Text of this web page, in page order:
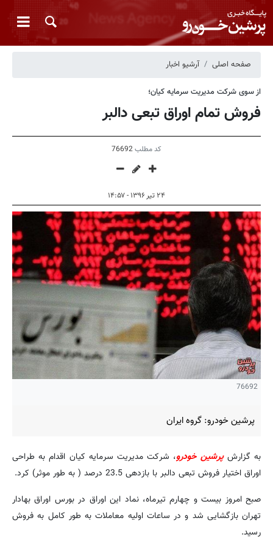
صفحه اصلی آرشیو اخبار
از سوی شرکت مدیریت سرمایه کیان؛
فروش تمام اوراق تبعی دالبر
کد مطلب76692
۲۴ تیر ۱۳۹۶ - ۱۴:۵۷
76692
پرشین خودرو: گروه ایران
به گزارشپرشین خودرو، شرکت مدیریت سرمایه کیان اقدام به طراحی
اوراق اختیار فروش تبعی دالبر با بازدهی 23.5 درصد ( به طور موثر) کرد.
صبح امروز بیست و چهارم تیرماه، نماد این اوراق در بورس اوراق بهادار
تهران بازگشایی شد و در ساعات اولیه معاملات به طور کامل به فروش
رسید.